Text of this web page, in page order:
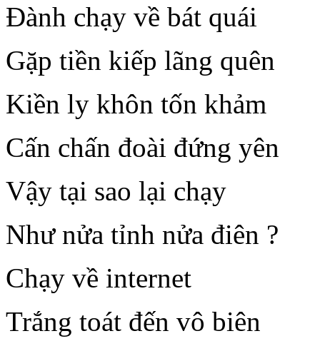
Đành chạy về bát quái
Gặp tiền kiếp lãng quên
Kiền ly khôn tốn khảm
Cấn chấn đoài đứng yên
Vậy tại sao lại chạy
Như nửa tỉnh nửa điên ?
Chạy về internet
Trắng toát đến vô biên